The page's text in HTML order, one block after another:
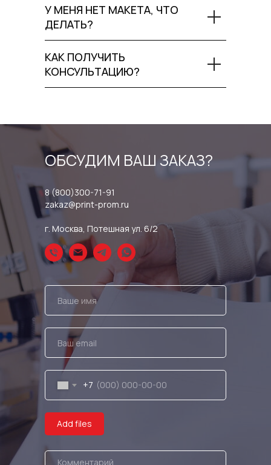
У МЕНЯ НЕТ МАКЕТА, ЧТО
ДЕЛАТЬ?
КАК ПОЛУЧИТЬ
КОНСУЛЬТАЦИЮ?
ОБСУДИМ ВАШ ЗАКАЗ?
8 (800)300-71-91
zakaz@print-prom.ru
г. Москва, Потешная ул. 6/2
+7
Add files